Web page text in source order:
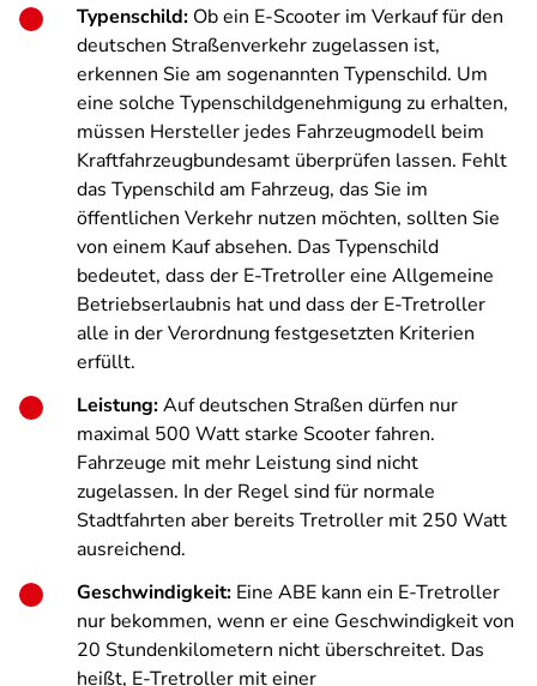
Typenschild: Ob ein E-Scooter im Verkauf für den
deutschen Straßenverkehr zugelassen ist,
erkennen Sie am sogenannten Typenschild. Um
eine solche Typenschildgenehmigung zu erhalten,
müssen Hersteller jedes Fahrzeugmodell beim
Kraftfahrzeugbundesamt überprüfen lassen. Fehlt
das Typenschild am Fahrzeug, das Sie im
öffentlichen Verkehr nutzen möchten, sollten Sie
von einem Kauf absehen. Das Typenschild
bedeutet, dass der E-Tretroller eine Allgemeine
Betriebserlaubnis hat und dass der E-Tretroller
alle in der Verordnung festgesetzten Kriterien
erfüllt.
Leistung:Auf deutschen Straßen dürfen nur
maximal 500 Watt starke Scooter fahren.
Fahrzeuge mit mehr Leistung sind nicht
zugelassen. In der Regel sind für normale
Stadtfahrten aber bereits Tretroller mit 250 Watt
ausreichend.
Geschwindigkeit: Eine ABE kann ein E-Tretroller
nur bekommen, wenn er eine Geschwindigkeit von
20 Stundenkilometern nicht überschreitet. Das
heißt, E-Tretroller mit einer